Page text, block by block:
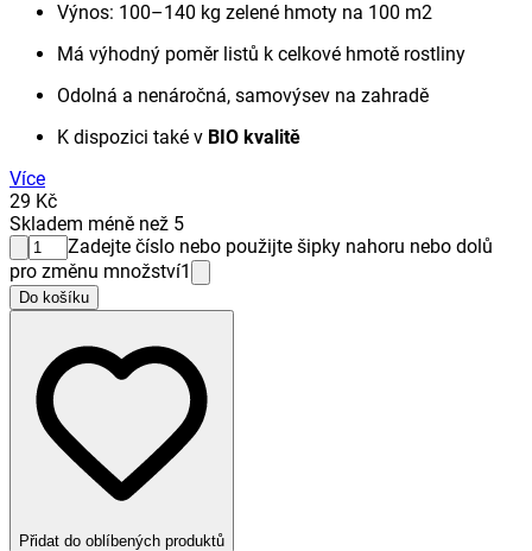
Výnos: 100–140 kg zelené hmoty na 100 m2
Má výhodný poměr listů k celkové hmotě rostliny
Odolná a nenáročná, samovýsev na zahradě
K dispozici také v BIO kvalitě
Více
29 Kč
Skladem méně než 5
Zadejte číslo nebo použijte šipky nahoru nebo dolů
pro změnu množství1
Do košíku
Přidat do oblíbených produktů